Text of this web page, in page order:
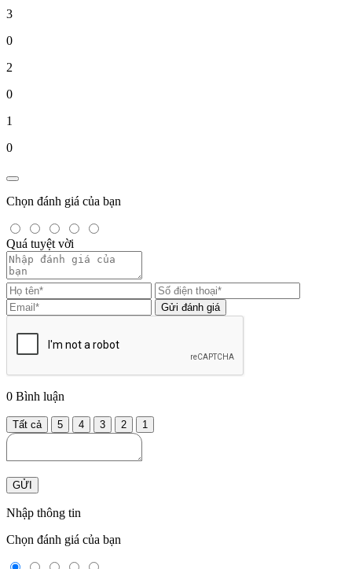
3
0
2
0
1
0
Chọn đánh giá của bạn
Quá tuyệt vời
Gửi đánh giá
0 Bình luận
Tất cả 5 4 3 2 1
GỬI
Nhập thông tin
Chọn đánh giá của bạn